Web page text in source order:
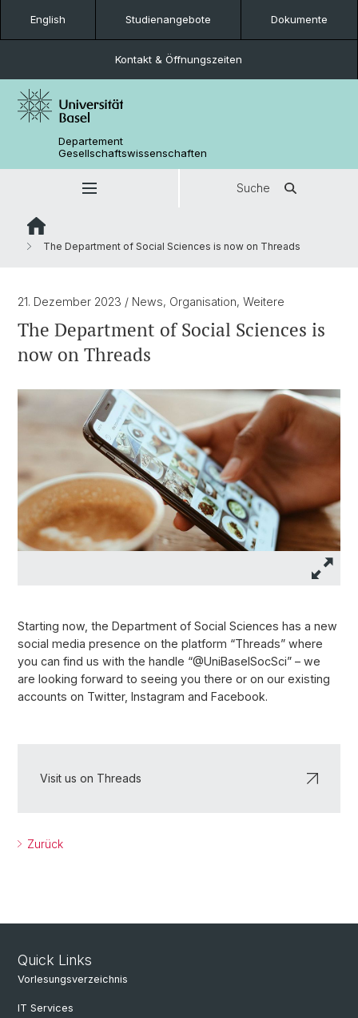
English Studienangebote Dokumente
Kontakt & Öffnungszeiten
Departement
Gesellschaftswissenschaften
Suche
The Department of Social Sciences is now on Threads
21. Dezember 2023 / News, Organisation, Weitere
The Department of Social Sciences is
now on Threads
Starting now, the Department of Social Sciences has a new
social media presence on the platform “Threads” where
you can find us with the handle “@UniBaselSocSci” – we
are looking forward to seeing you there or on our existing
accounts on Twitter, Instagram and Facebook.
Visit us on Threads
Zurück
Quick Links
Vorlesungsverzeichnis
IT Services